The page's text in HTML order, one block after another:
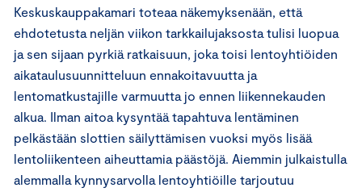
Keskuskauppakamari toteaa näkemyksenään, että
ehdotetusta neljän viikon tarkkailujaksosta tulisi luopua
ja sen sijaan pyrkiä ratkaisuun, joka toisi lentoyhtiöiden
aikataulusuunnitteluun ennakoitavuutta ja
lentomatkustajille varmuutta jo ennen liikennekauden
alkua. Ilman aitoa kysyntää tapahtuva lentäminen
pelkästään slottien säilyttämisen vuoksi myös lisää
lentoliikenteen aiheuttamia päästöjä. Aiemmin julkaistulla
alemmalla kynnysarvolla lentoyhtiöille tarjoutuu